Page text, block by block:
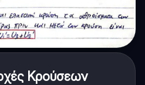
Κρούσεων